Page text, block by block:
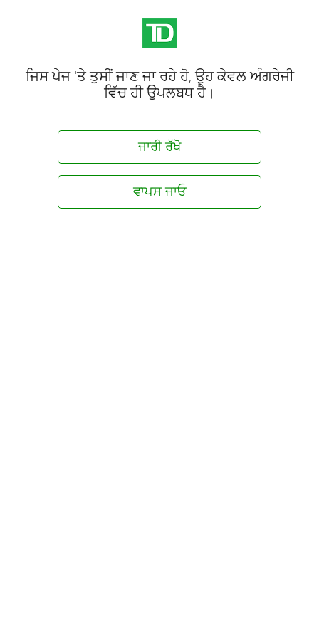
ਜਿਸ ਪੇਜ 'ਤੇ ਤੁਸੀਂ ਜਾਣ ਜਾ ਰਹੇ ਹੋ, ਉਹ ਕੇਵਲ ਅੰਗਰੇਜੀ
ਵਿੱਚ ਹੀ ਉਪਲਬਧ ਹੈ।
ਜਾਰੀ ਰੱਖੋ
ਵਾਪਸ ਜਾਓ